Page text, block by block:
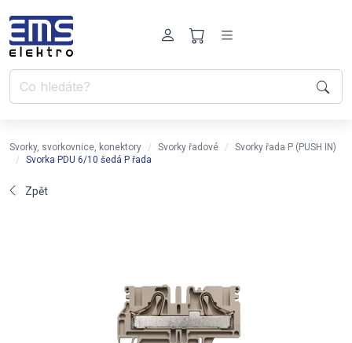
Svorky, svorkovnice, konektory Svorky řadové
Svorky řada P (PUSH IN)
Svorka PDU 6/10 šedá P řada
Zpět